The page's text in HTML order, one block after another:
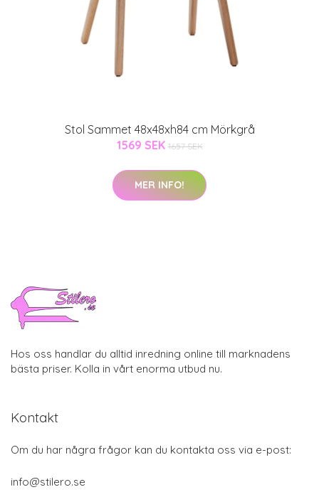
Stol Sammet 48x48xh84 cm Mörkgrå
1569 SEK 1657 SEK
MER INFO!
Hos oss handlar du alltid inredning online till marknadens
bästa priser. Kolla in vårt enorma utbud nu.
Kontakt
Om du har några frågor kan du kontakta oss via e-post:
info@stilero.se